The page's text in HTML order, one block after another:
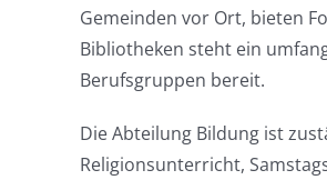
Gemeinden vor Ort, bieten
Bibliotheken steht ein
Berufsgruppen bereit.
Die Abteilung Bildung ist
Religionsunterricht,